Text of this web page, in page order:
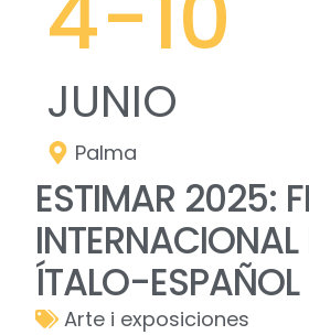
JUNIO
Palma
ESTIMAR 2025:
INTERNACIONAL
ÍTALO-ESPAÑOL
Arte i exposiciones